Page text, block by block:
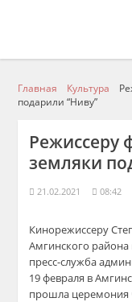
Главная Культура
подарили “Ниву”
Режиссеру
земляки
21.02.2021 08:42
Кинорежиссеру
Амгинского
пресс-служба
19 февраля в
прошла церемония